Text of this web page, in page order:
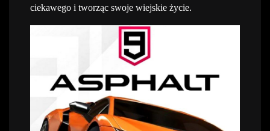
ciekawego i tworząc swoje wiejskie życie.